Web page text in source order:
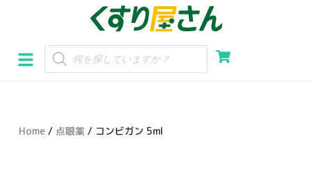
ン
テ
スHome / 点眼薬 / コンビガン 5ml